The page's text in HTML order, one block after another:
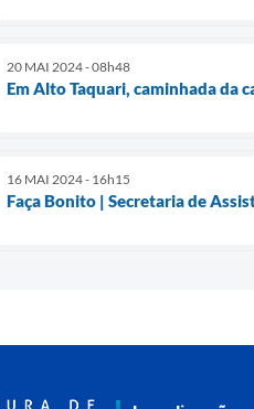
20 MAI 2024 - 08h48
Em Alto Taquari, caminhada da
16 MAI 2024 - 16h15
Faça Bonito | Secretaria de